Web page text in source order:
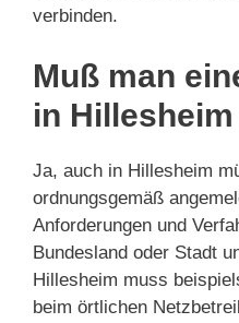
verbinden.
Muß man
in
Ja, auch in Hillesheim
ordnungsgemäß
Anforderungen und
Bundesland oder Stadt
Hillesheim muss
beim örtlichen